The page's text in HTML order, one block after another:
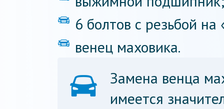
6 болтов с резьбой на
венец маховика.
Замена венца
имеется